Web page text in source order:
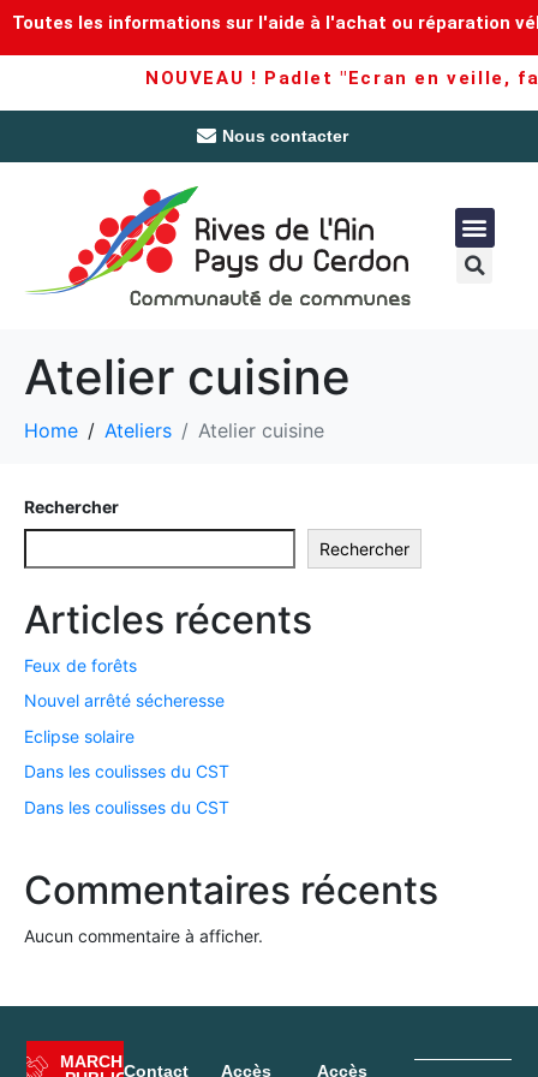
Toutes les informations sur l'aide à l'achat ou réparation
NOUVEAU ! Padlet "Ecran en veille,
Nous contacter
Atelier cuisine
Home Ateliers Atelier cuisine
Rechercher
Rechercher
Articles récents
Feux de forêts
Nouvel arrêté sécheresse
Eclipse solaire
Dans les coulisses du CST
Dans les coulisses du CST
Commentaires récents
Aucun commentaire à afficher.
MARCHÉ
Contact Accès Accès